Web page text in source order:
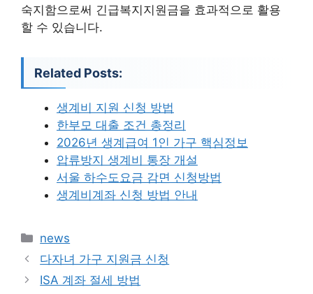
숙지함으로써 긴급복지지원금을 효과적으로 활용
할 수 있습니다.
Related Posts:
생계비 지원 신청 방법
한부모 대출 조건 총정리
2026년 생계급여 1인 가구 핵심정보
압류방지 생계비 통장 개설
서울 하수도요금 감면 신청방법
생계비계좌 신청 방법 안내
카
테
고
리
news
다자녀 가구 지원금 신청
ISA 계좌 절세 방법